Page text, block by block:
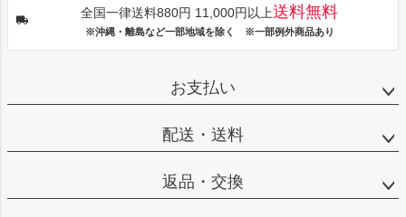
全国一律送料880円 11,000円以上送料無料
※沖縄・離島など一部地域を除く ※一部例外商品あり
お支払い
配送・送料
返品・交換